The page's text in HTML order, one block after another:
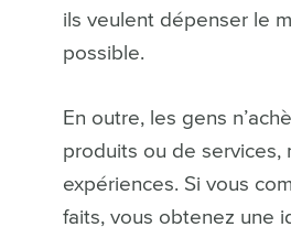
ils veulent dépenser le
possible.
En outre, les gens
produits ou de services,
expériences. Si vous
faits, vous obtenez une